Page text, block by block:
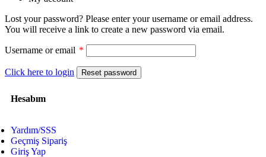
Lost your password? Please enter your username or email address.
You will receive a link to create a new password via email.
Username or email *
Click here to login Reset password
Hesabım
Yardım/SSS
Geçmiş Sipariş
Giriş Yap